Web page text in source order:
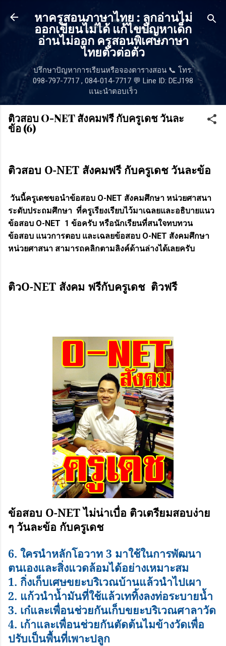
ข้ามไปที่เนื้อหาหลัก
หาครูสอนภาษาไทย : ลูกอ่านไม่
ออกเขียนไม่ได้ แก้ไขปัญหาเด็ก
อ่านไม่ออก ครูสอนพิเศษภาษา
ไทยตัวต่อตัว
ปรึกษาปัญหาการเรียนหรือจองตารางสอน 📞 โทร:
098-797-7717 , 084-014-7717 💬 Line ID: DEJ198
แนะนำตอบเร็ว
ติวสอบ O-NET สังคมฟรี กับครูเดช วันละ
ข้อ (6)
ติวสอบ O-NET สังคมฟรี กับครูเดช วันละข้อ
วันนี้ครูเดชขอนำข้อสอบ O-NET สังคมศึกษา หน่วยศาสนา
ระดับประถมศึกษา ที่ครูเรียงเรียบไว้มาเฉลยและอธิบายแนว
ข้อสอบ O-NET 1 ข้อครับ หรือนักเรียนที่สนใจทบทวน
ข้อสอบ แนวการตอบ และเฉลยข้อสอบ O-NET สังคมศึกษา
หน่วยศาสนา สามารถคลิกตามลิงค์ด้านล่างได้เลยครับ
ติวO-NET สังคม ฟรีกับครูเดช ติวฟรี
ข้อสอบ O-NET ไม่น่าเบื่อ ติวเตรียมสอบง่าย
ๆ วันละข้อ กับครูเดช
6. ใครนำหลักโอวาท 3 มาใช้ในการพัฒนา
ตนเองและสิ่งแวดล้อมได้อย่างเหมาะสม
1. กิ่งเก็บเศษขยะบริเวณบ้านแล้วนำไปเผา
2. แก้วนำน้ำมันที่ใช้แล้วเททิ้งลงท่อระบายน้ำ
3. เก๋และเพื่อนช่วยกันเก็บขยะบริเวณศาลาวัด
4. เก้าและเพื่อนช่วยกันตัดต้นไมข้างวัดเพื่อ
ปรับเป็นพื้นที่เพาะปลูก